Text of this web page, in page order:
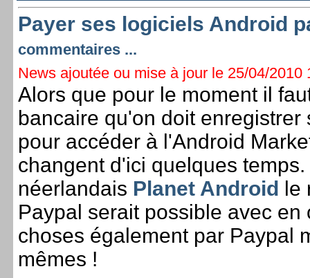
Payer ses logiciels Android
commentaires ...
News ajoutée ou mise à jour le 25/04/2010
Alors que pour le moment il
bancaire qu'on doit
pour accéder à l'Android
changent d'ici quelques
néerlandais Planet Android
Paypal serait possible avec
choses également par Paypal
mêmes !